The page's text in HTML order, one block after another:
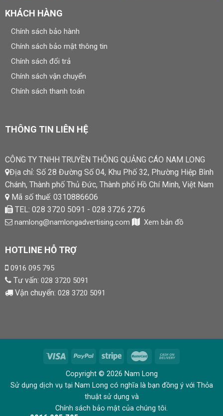
KHÁCH HÀNG
Chính sách bảo hành
Chính sách bảo mật thông tin
Chính sách đổi trả
Chính sách vận chuyển
Chính sách thanh toán
THÔNG TIN LIÊN HỆ
CÔNG TY TNHH TRUYỀN THÔNG QUẢNG CÁO NAM LONG
Địa chỉ: Số 28 Đường Số 04, Khu Phố 32, Phường Hiệp Bình
Chánh, Thành phố Thủ Đức, Thành phố Hồ Chí Minh, Việt Nam
Mã số thuế: 0310886606
TEL: 028 3720 5091 - 028 3726 2726
namlong@namlongadvertising.com Xem bản đồ
HOTLINE HỖ TRỢ
0916 095 795
Tư vấn: 028 3720 5091
Vận chuyển: 028 3720 5091
Copyright © 2026 Nam Long
Sử dụng dịch vụ tại Nam Long có nghĩa là bạn đồng ý với Thỏa
thuật sử dụng và
Chính sách bảo mật của chúng tôi.